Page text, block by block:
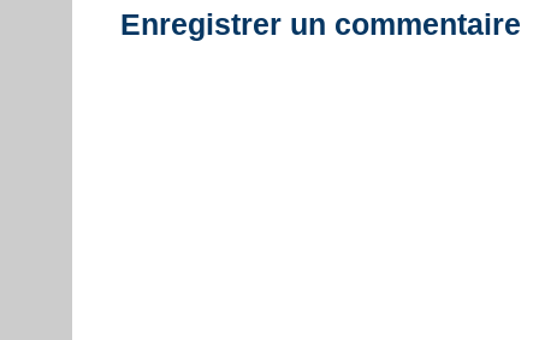
Enregistrer un commentaire